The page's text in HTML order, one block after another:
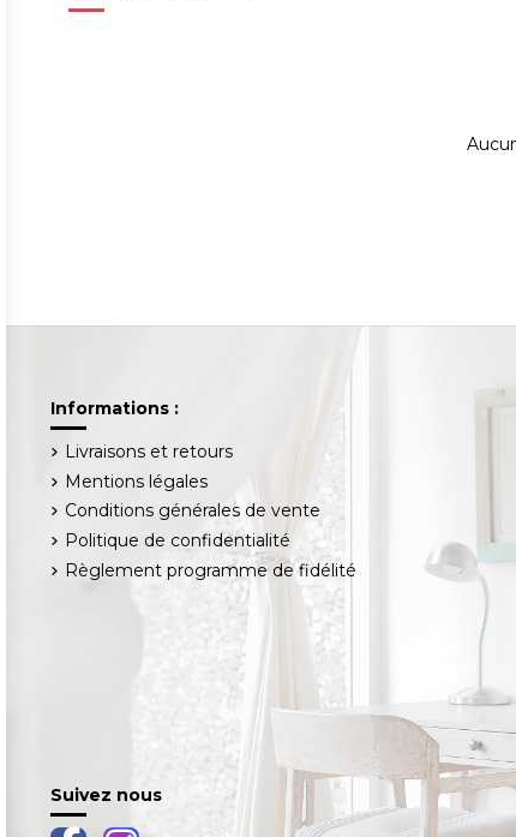
Informations :
Livraisons et retours
Mentions légales
Conditions générales de vente
Politique de confidentialité
Règlement programme de fidélité
Suivez nous